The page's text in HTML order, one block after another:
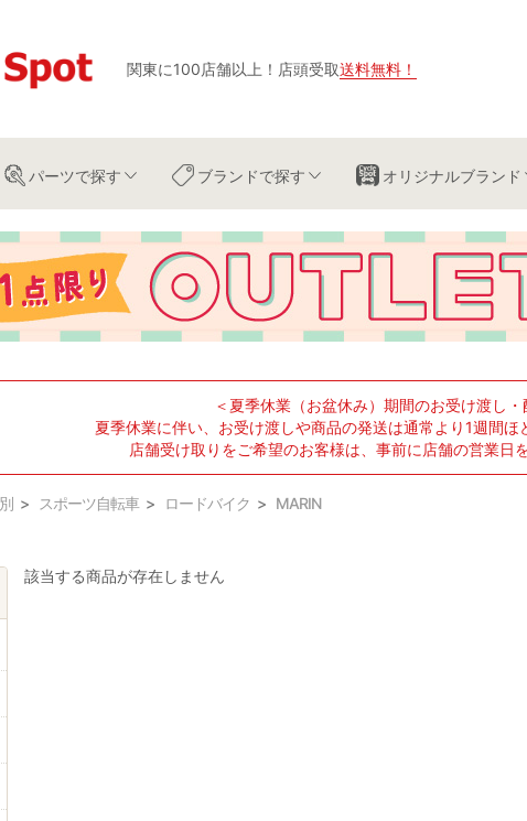
関東に100店舗以上 ！ 店頭受取送料無料 ！
パーツで探す ブランドで探す オリジナルブランド
＜夏季休業（お盆休み）期間のお受け渡し
夏季休業に伴い、お受け渡しや商品の発送は通常より1週間ほ
店舗受け取りをご希望のお客様は、事前に店舗の営業日
スポーツ自転車 ロードバイク MARIN
該当する商品が存在しません